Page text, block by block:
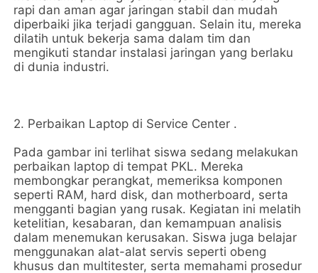
rapi dan aman agar jaringan stabil dan mudah
diperbaiki jika terjadi gangguan. Selain itu, mereka
dilatih untuk bekerja sama dalam tim dan
mengikuti standar instalasi jaringan yang berlaku
di dunia industri.
2. Perbaikan Laptop di Service Center .
Pada gambar ini terlihat siswa sedang melakukan
perbaikan laptop di tempat PKL. Mereka
membongkar perangkat, memeriksa komponen
seperti RAM, hard disk, dan motherboard, serta
mengganti bagian yang rusak. Kegiatan ini melatih
ketelitian, kesabaran, dan kemampuan analisis
dalam menemukan kerusakan. Siswa juga belajar
menggunakan alat-alat servis seperti obeng
khusus dan multitester, serta memahami prosedur